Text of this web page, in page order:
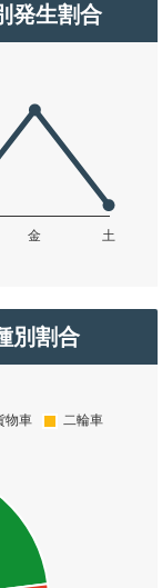
発生割合
別割合